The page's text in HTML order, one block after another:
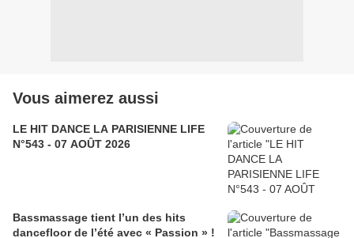
Vous aimerez aussi
LE HIT DANCE LA PARISIENNE LIFE
N°543 - 07 AOÛT 2026
Bassmassage tient l’un des hits
dancefloor de l’été avec « Passion » !